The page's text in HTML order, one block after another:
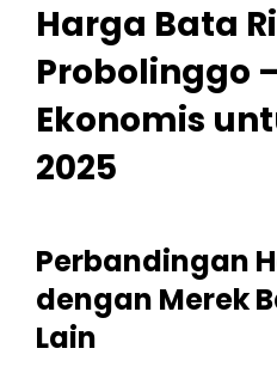
Harga Bata
Probolinggo
Ekonomis
2025
Perbandingan
dengan Merek
Lain